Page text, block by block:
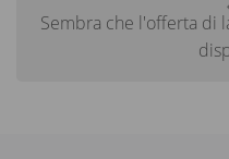
Sembra che l'offerta di